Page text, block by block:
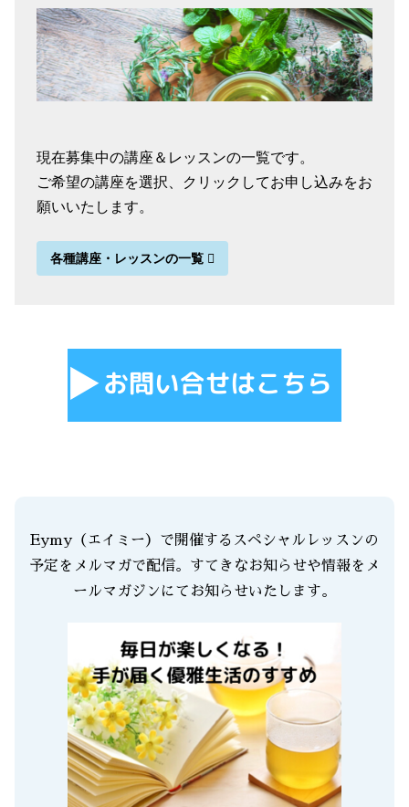
現在募集中の講座＆レッスンの一覧です。
ご希望の講座を選択、クリックしてお申し込みをお
願いいたします。
各種講座・レッスンの一覧
Eymy（エイミー）で開催するスペシャルレッスンの
予定をメルマガで配信。すてきなお知らせや情報をメ
ールマガジンにてお知らせいたします。